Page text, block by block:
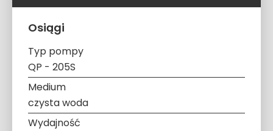
Osiągi
Typ pompy
QP - 205S
Medium
czysta woda
Wydajność